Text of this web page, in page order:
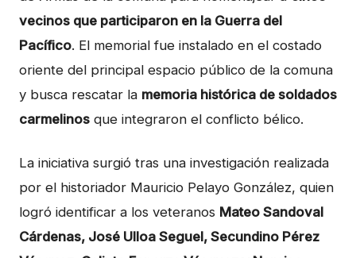
vecinos que participaron en la Guerra del
Pacífico. El memorial fue instalado en el costado
oriente del principal espacio público de la comuna
y busca rescatar la memoria histórica de soldados
carmelinos que integraron el conflicto bélico.
La iniciativa surgió tras una investigación realizada
por el historiador Mauricio Pelayo González, quien
logró identificar a los veteranos Mateo Sandoval
Cárdenas, José Ulloa Seguel, Secundino Pérez